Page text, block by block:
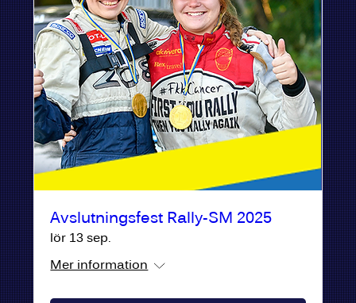
Avslutningsfest Rally-SM 2025
lör 13 sep.
Mer information